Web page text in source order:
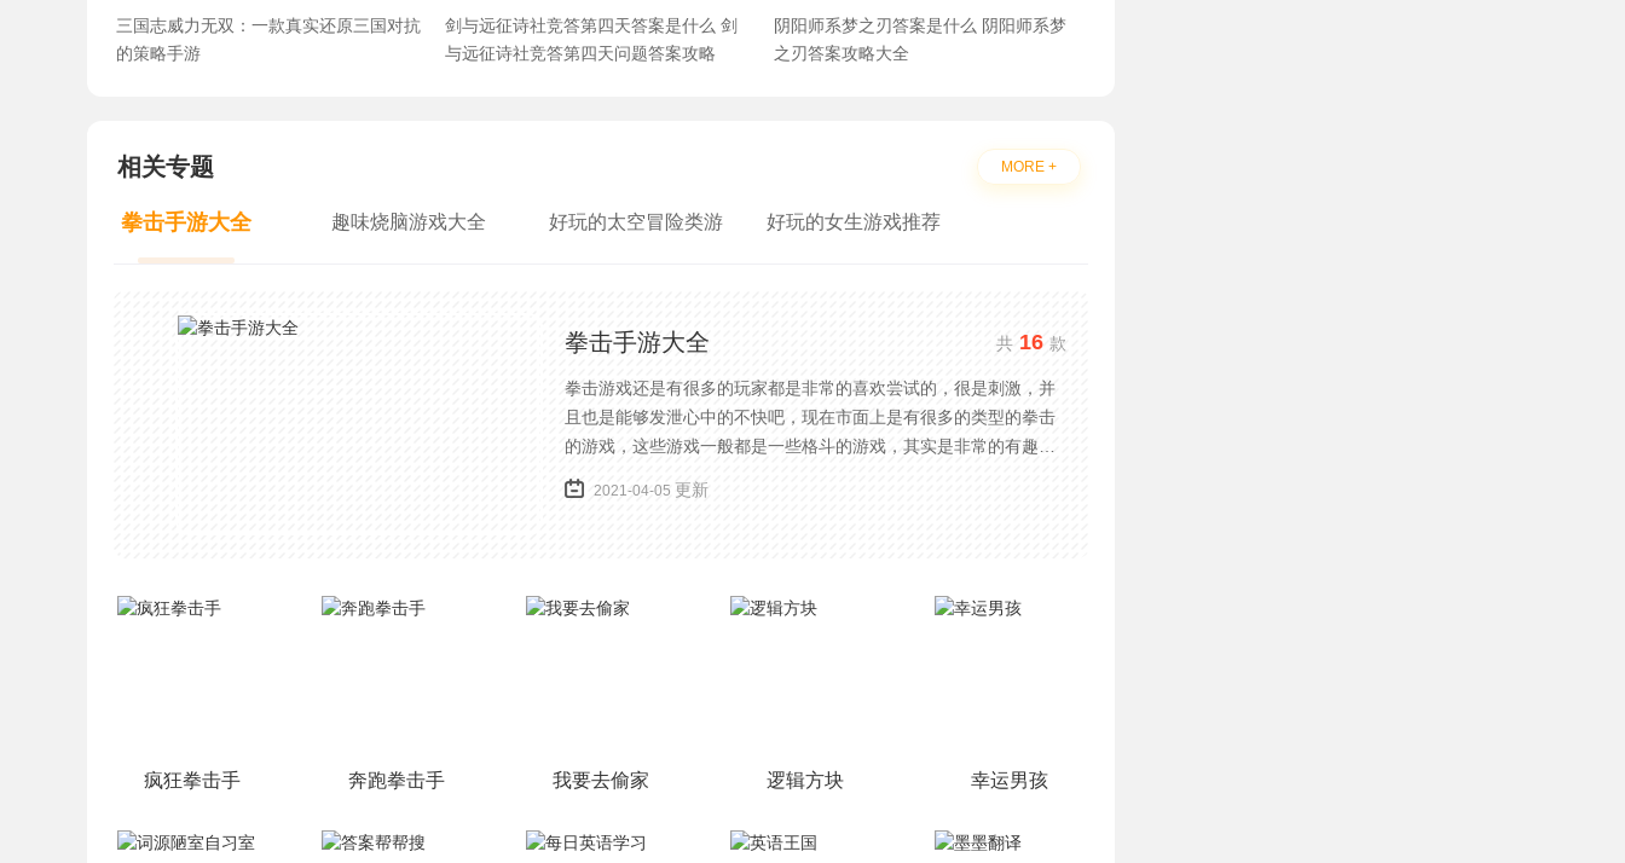
三国志威力无双：一款真实还原三国对抗
的策略手游
剑与远征诗社竞答第四天答案是什么 剑
与远征诗社竞答第四天问题答案攻略
阴阳师系梦之刃答案是什么 阴阳师系梦
之刃答案攻略大全
相关专题 MORE +
拳击手游大全 趣味烧脑游戏大全 好玩的太空冒险类游 好玩的女生游戏推荐
拳击手游大全 共16 款
拳击游戏还是有很多的玩家都是非常的喜欢尝试的，很是刺激，并
且也是能够发泄心中的不快吧，现在市面上是有很多的类型的拳击
的游戏，这些游戏一般都是一些格斗的游戏，其实是非常的有趣，
也是相当的刺激的，游戏中是有一些不同的场景都是能够去进行体
验的，我们也是能够去刺激的进行对战的，小编现在就是收集了一
2021-04-05 更新
疯狂拳击手 奔跑拳击手 我要去偷家 逻辑方块 幸运男孩